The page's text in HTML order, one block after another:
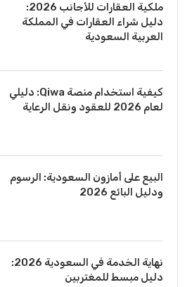
ملكية العقارات للأجانب 2026:
دليل شراء العقارات في المملكة
العربية السعودية
كيفية استخدام منصة Qiwa: دليلي
لعام 2026 للعقود ونقل الرعاية
البيع على أمازون السعودية: الرسوم
ودليل البائع 2026
نهاية الخدمة في السعودية 2026:
دليل مبسط للمغتربين